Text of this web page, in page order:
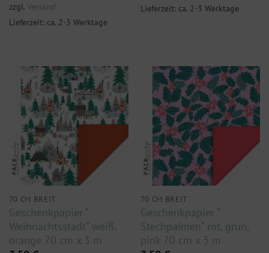
zzgl. Versand
Lieferzeit: ca. 2-3 Werktage
Lieferzeit: ca. 2-3 Werktage
70 CM BREIT
Geschenkpapier “
Weihnachtsstadt“ weiß,
orange 70 cm x 3 m
70 CM BREIT
Geschenkpapier “
Stechpalmen“ rot, grün,
pink 70 cm x 3 m